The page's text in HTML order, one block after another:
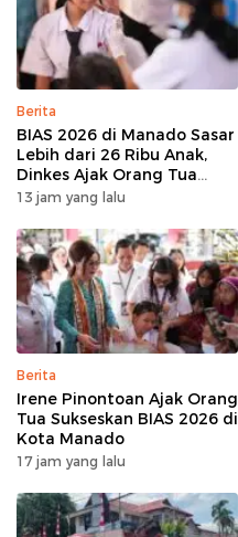
Berita
BIAS 2026 di Manado Sasar
Lebih dari 26 Ribu Anak,
Dinkes Ajak Orang Tua
Dukung Imunisasi
13 jam yang lalu
Berita
Irene Pinontoan Ajak Orang
Tua Sukseskan BIAS 2026 di
Kota Manado
17 jam yang lalu